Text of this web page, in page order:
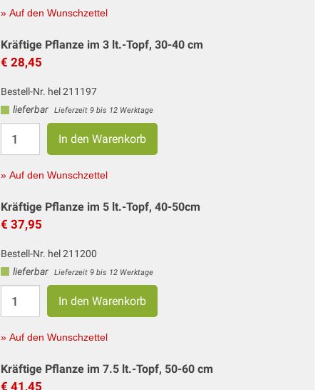
» Auf den Wunschzettel
Kräftige Pflanze im 3 lt.-Topf, 30-40 cm
€ 28,45
Bestell-Nr. hel 211197
lieferbar
Lieferzeit 9 bis 12 Werktage
» Auf den Wunschzettel
Kräftige Pflanze im 5 lt.-Topf, 40-50cm
€ 37,95
Bestell-Nr. hel 211200
lieferbar
Lieferzeit 9 bis 12 Werktage
» Auf den Wunschzettel
Kräftige Pflanze im 7.5 lt.-Topf, 50-60 cm
€ 41,45